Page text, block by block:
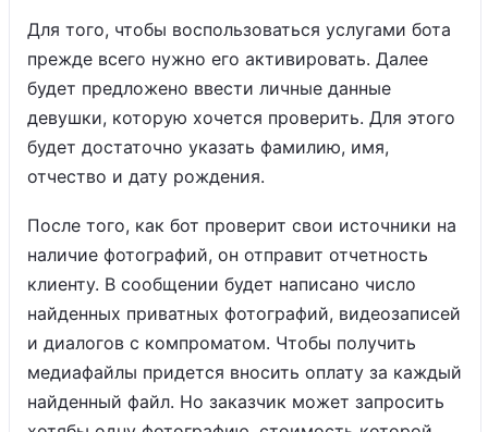
Для того, чтобы воспользоваться услугами бота
прежде всего нужно его активировать. Далее
будет предложено ввести личные данные
девушки, которую хочется проверить. Для этого
будет достаточно указать фамилию, имя,
отчество и дату рождения.
После того, как бот проверит свои источники на
наличие фотографий, он отправит отчетность
клиенту. В сообщении будет написано число
найденных приватных фотографий, видеозаписей
и диалогов с компроматом. Чтобы получить
медиафайлы придется вносить оплату за каждый
найденный файл. Но заказчик может запросить